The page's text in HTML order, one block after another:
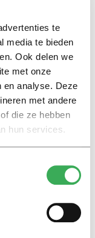
te
media te bieden
Ook delen we
met onze
en analyse. Deze
met andere
die ze hebben
hun services.
amendment to
voorzitter